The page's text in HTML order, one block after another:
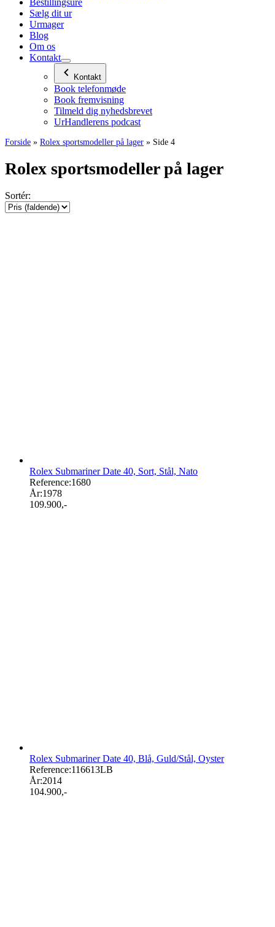
Bestillingsure
Sælg dit ur
Urmager
Blog
Om os
Kontakt
Kontakt
Book telefonmøde
Book fremvisning
Tilmeld dig nyhedsbrevet
UrHandlerens podcast
Forside » Rolex sportsmodeller på lager » Side 4
Rolex sportsmodeller på lager
Sortér:
Rolex Submariner Date 40, Sort, Stål, Nato
Reference:1680
År:1978
109.900,-
Rolex Submariner Date 40, Blå, Guld/Stål, Oyster
Reference:116613LB
År:2014
104.900,-